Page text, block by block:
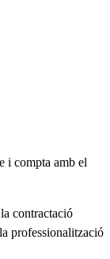
i compta amb el
contractació
professionalització